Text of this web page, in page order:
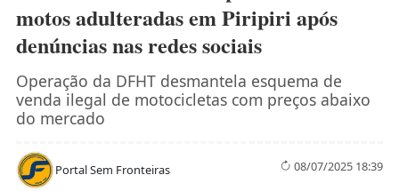
motos adulteradas em Piripiri após
denúncias nas redes sociais
Operação da DFHT desmantela esquema de
venda ilegal de motocicletas com preços abaixo
do mercado
Portal Sem Fronteiras 08/07/2025 18:39